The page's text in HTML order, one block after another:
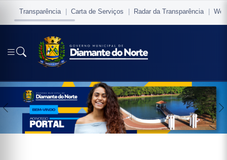
Transparência Carta de Serviços Radar da Transparência
Anterior